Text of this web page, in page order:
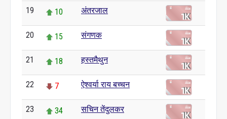
19 10 अंतरजाल
20 15 संगणक
21 18 हस्तमैथुन
22 7 ऐश्वर्या राय बच्चन
23 34 सचिन तेंदुलकर